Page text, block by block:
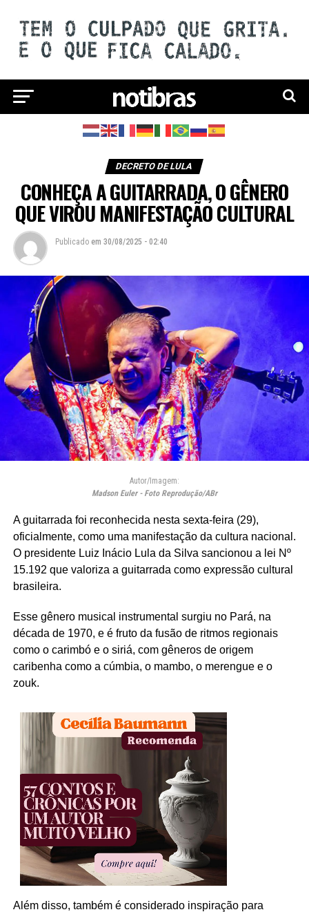
DECRETO DE LULA
CONHEÇA A GUITARRADA, O GÊNERO
QUE VIROU MANIFESTAÇÃO CULTURAL
Publicado em 30/08/2025 - 02:40
Autor/Imagem:
Madson Euler - Foto Reprodução/ABr
A guitarrada foi reconhecida nesta sexta-feira (29),
oficialmente, como uma manifestação da cultura nacional.
O presidente Luiz Inácio Lula da Silva sancionou a lei Nº
15.192 que valoriza a guitarrada como expressão cultural
brasileira.
Esse gênero musical instrumental surgiu no Pará, na
década de 1970, e é fruto da fusão de ritmos regionais
como o carimbó e o siriá, com gêneros de origem
caribenha como a cúmbia, o mambo, o merengue e o
zouk.
Além disso, também é considerado inspiração para